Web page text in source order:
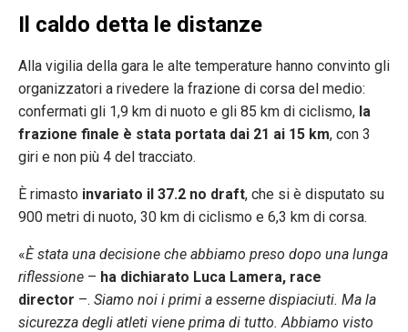
Il caldo detta le distanze
Alla vigilia della gara le alte temperature hanno convinto gli
organizzatori a rivedere la frazione di corsa del medio:
confermati gli 1,9 km di nuoto e gli 85 km di ciclismo, la
frazione finale è stata portata dai 21 ai 15 km, con 3
giri e non più 4 del tracciato.
È rimasto invariato il 37.2 no draft, che si è disputato su
900 metri di nuoto, 30 km di ciclismo e 6,3 km di corsa.
«È stata una decisione che abbiamo preso dopo una lunga
riflessione – ha dichiarato Luca Lamera, race
director –. Siamo noi i primi a esserne dispiaciuti. Ma la
sicurezza degli atleti viene prima di tutto. Abbiamo visto